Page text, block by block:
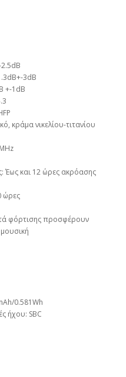
3dB
+-1dB
κράμα νικελίου-τιτανίου
Έως και 12 ώρες ακρόασης
ώρες
φόρτισης προσφέρουν
0.581Wh
ήχου: SBC